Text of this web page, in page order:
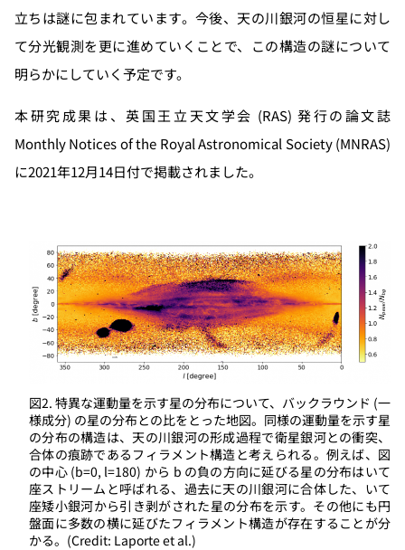
立ちは謎に包まれています。今後、天の川銀河の恒星に対し
て分光観測を更に進めていくことで、この構造の謎について
明らかにしていく予定です。
本研究成果は、英国王立天文学会 (RAS) 発行の論文誌
Monthly Notices of the Royal Astronomical Society (MNRAS)
に2021年12月14日付で掲載されました。
図2. 特異な運動量を示す星の分布について、バックラウンド (一
様成分) の星の分布との比をとった地図。同様の運動量を示す星
の分布の構造は、天の川銀河の形成過程で衛星銀河との衝突、
合体の痕跡であるフィラメント構造と考えられる。例えば、図
の中心 (b=0, l=180) から b の負の方向に延びる星の分布はいて
座ストリームと呼ばれる、過去に天の川銀河に合体した、いて
座矮小銀河から引き剥がされた星の分布を示す。その他にも円
盤面に多数の横に延びたフィラメント構造が存在することが分
かる。(Credit: Laporte et al.)